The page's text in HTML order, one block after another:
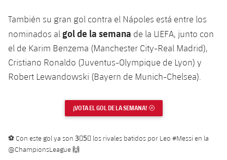
Jugadores
Calendario
Clasificaciones
Fotos
Noticias
Voleibol masculino
Apúntate a las amateurs
plusicon
más
Apúntate a las amateurs
PLUSICON
MÁS
VALORANT Rising
VALORANT Game Changers
También su gran gol contra el Nápoles está entre los
nominados al gol de la semana de la UEFA, junto con
el de Karim Benzema (Manchester City-Real Madrid),
Cristiano Ronaldo (Juventus-Olympique de Lyon) y
Robert Lewandowski (Bayern de Munich-Chelsea).
¡VOTA EL GOL DE LA SEMANA! ENLACE EXTERNO
⚽ Con este gol ya son 3⃣5⃣ los rivales batidos por Leo #Messi en la
@ChampionsLeague🙌